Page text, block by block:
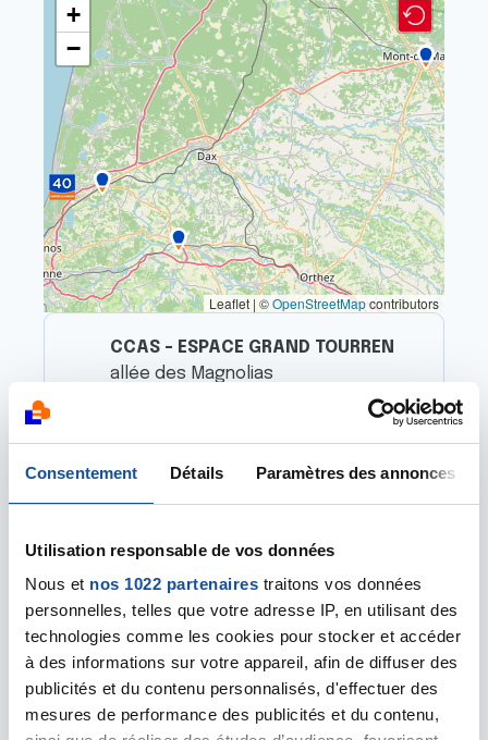
Consentement Détails Paramètres des annonces
Utilisation responsable de vos données
Nous et nos 1022 partenaires traitons vos données
personnelles, telles que votre adresse IP, en utilisant des
technologies comme les cookies pour stocker et accéder
à des informations sur votre appareil, afin de diffuser des
publicités et du contenu personnalisés, d'effectuer des
mesures de performance des publicités et du contenu,
+
−
Leaflet | ©OpenStreetMapcontributors
CCAS - ESPACE GRAND TOURREN
allée des Magnolias
40230 SAINT-VINCENT-DE-TYROSSE
cancer.net
DAX - Comité départemental
51 Avenue Victor Hugo
Résidence "Le Paseo"
40100 DAX
05 58 90 23 19
cd40@ligue-cancer.net